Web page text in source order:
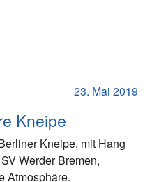
23. Mai 2019
Kneipe
Kneipe, mit Hang
Werder Bremen,
Atmosphäre.